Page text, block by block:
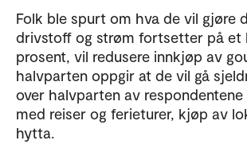
Folk ble spurt om hva de vil gjøre
drivstoff og strøm fortsetter på et
prosent, vil redusere innkjøp av
halvparten oppgir at de vil gå
over halvparten av
med reiser og ferieturer, kjøp av
hytta.